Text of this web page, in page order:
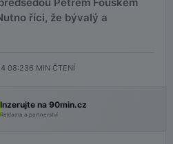
říci, že bývalý a
08:236 MIN ČTENÍ
Inzerujte na 90min.cz
Reklama a partnerství